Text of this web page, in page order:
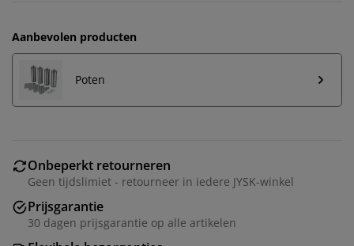
Aanbevolen producten
Poten
Onbeperkt retourneren
Geen tijdslimiet - retourneer in iedere JYSK-winkel
Prijsgarantie
30 dagen prijsgarantie op alle artikelen